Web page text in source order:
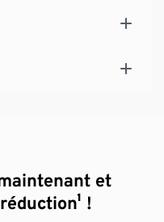
et
!